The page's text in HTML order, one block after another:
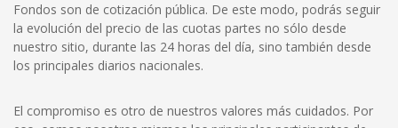
Fondos son de cotización pública. De este modo, podrás seguir
la evolución del precio de las cuotas partes no sólo desde
nuestro sitio, durante las 24 horas del día, sino también desde
los principales diarios nacionales.
El compromiso es otro de nuestros valores más cuidados. Por